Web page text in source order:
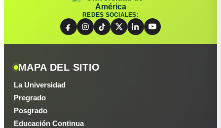
REDES SOCIALES:
MAPA DEL SITIO
La Universidad
Pregrado
Posgrado
Educación Continua